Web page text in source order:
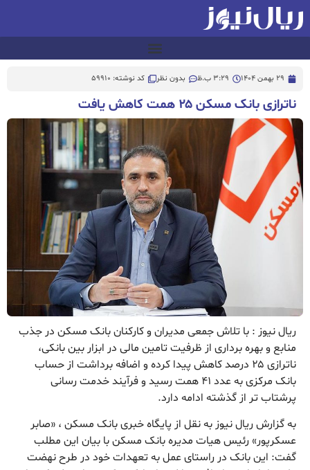
29 بهمن 1404 3:29 ب.ظ بدون نظر کد نوشته: 59910
ناترازی بانک مسکن ۲۵ همت کاهش یافت
ریال نیوز : با تلاش جمعی مدیران و کارکنان بانک مسکن در جذب
منابع و بهره برداری از ظرفیت تامین مالی در ابزار بین بانکی،
ناترازی ۲۵ درصد کاهش پیدا کرده و اضافه برداشت از حساب
بانک مرکزی به عدد ۴۱ همت رسید و فرآیند خدمت رسانی
پرشتاب تر از گذشته ادامه دارد.
به گزارش ریال نیوز به نقل از پایگاه خبری بانک مسکن ، «صابر
عسکرپور» رئیس هیات مدیره بانک مسکن با بیان این مطلب
گفت: این بانک در راستای عمل به تعهدات خود در طرح نهضت